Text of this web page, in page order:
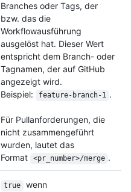
Branches oder Tags, der
bzw. das die
Workflowausführung
ausgelöst hat. Dieser Wert
entspricht dem Branch- oder
Tagnamen, der auf GitHub
angezeigt wird.
Beispiel:
feature-branch-1 .
Für Pullanforderungen, die
nicht zusammengeführt
wurden, lautet das
Format
<pr_number>/merge .
true wenn